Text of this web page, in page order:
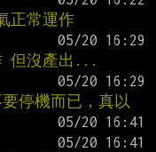
正常運作
但沒產出...
停機而已，真以